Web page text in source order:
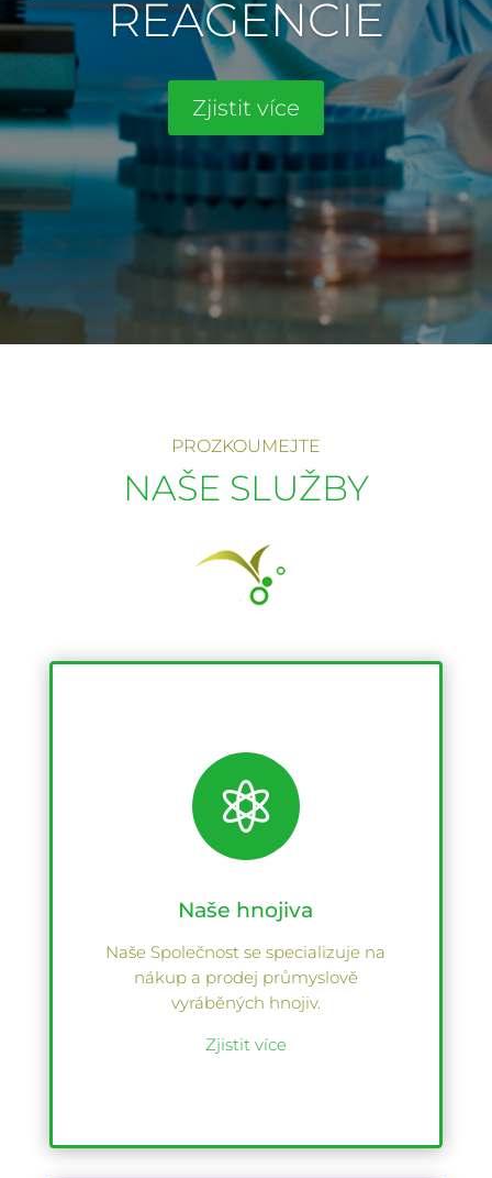
REAGENCIE
Zjistit více
PROZKOUMEJTE
NAŠE SLUŽBY

Naše hnojiva
Naše Společnost se specializuje na
nákup a prodej průmyslově
vyráběných hnojiv.
Zjistit více